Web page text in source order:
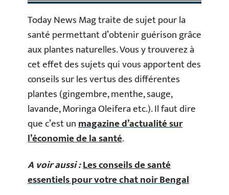
Today News Mag traite de sujet pour la
santé permettant d’obtenir guérison grâce
aux plantes naturelles. Vous y trouverez à
cet effet des sujets qui vous apportent des
conseils sur les vertus des différentes
plantes (gingembre, menthe, sauge,
lavande, Moringa Oleifera etc.). Il faut dire
que c’est unmagazine d’actualité sur
l’économie de la santé.
A voir aussi :Les conseils de santé
essentiels pour votre chat noir Bengal